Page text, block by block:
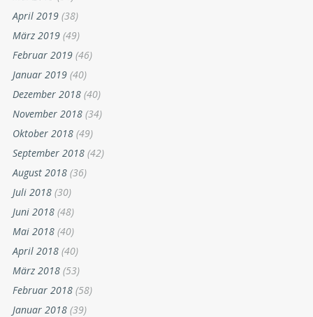
April 2019 (38)
März 2019 (49)
Februar 2019 (46)
Januar 2019 (40)
Dezember 2018 (40)
November 2018 (34)
Oktober 2018 (49)
September 2018 (42)
August 2018 (36)
Juli 2018 (30)
Juni 2018 (48)
Mai 2018 (40)
April 2018 (40)
März 2018 (53)
Februar 2018 (58)
Januar 2018 (39)